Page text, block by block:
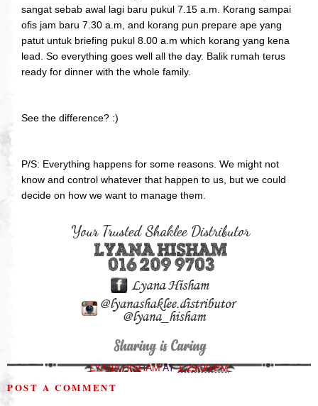
sangat sebab awal lagi baru pukul 7.15 a.m. Korang sampai
ofis jam baru 7.30 a.m, and korang pun prepare ape yang
patut untuk briefing pukul 8.00 a.m which korang yang kena
lead. So everything goes well all the day. Balik rumah terus
ready for dinner with the whole family.
See the difference? :)
P/S: Everything happens for some reasons. We might not
know and control whatever that happen to us, but we could
decide on how we want to manage them.
LYANA HISHAMAT1:29:00 PM
POST A COMMENT